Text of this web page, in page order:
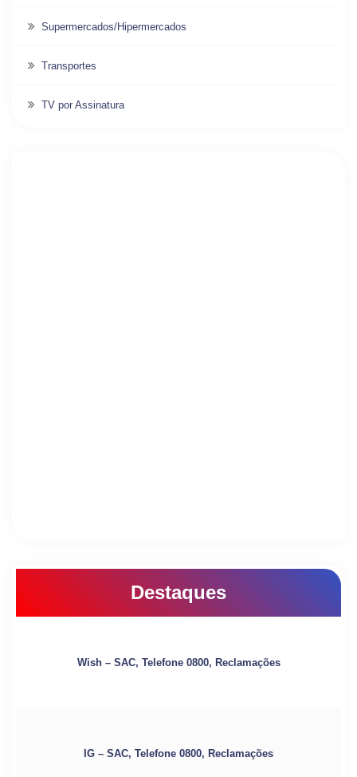
Supermercados/Hipermercados
Transportes
TV por Assinatura
Destaques
Wish – SAC, Telefone 0800, Reclamações
IG – SAC, Telefone 0800, Reclamações